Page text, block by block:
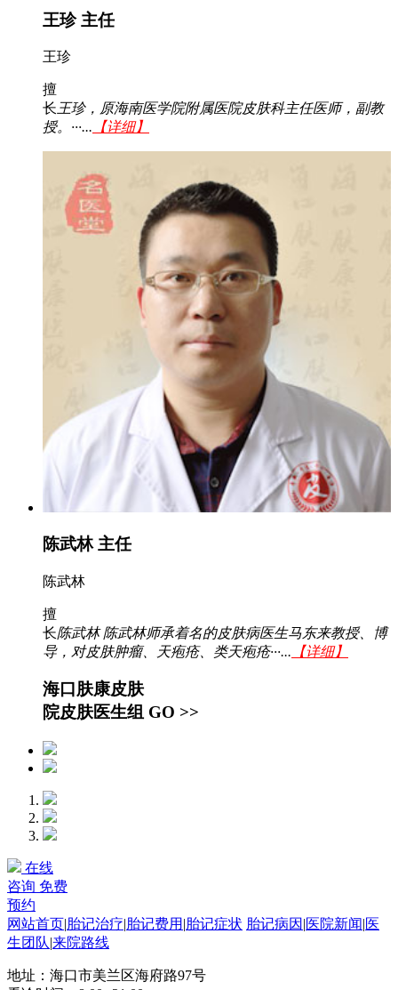
王珍 主任
王珍
擅
长王珍，原海南医学院附属医院皮肤科主任医师，副教
授。···... 【详细】
陈武林 主任
陈武林
擅
长陈武林 陈武林师承着名的皮肤病医生马东来教授、博
导，对皮肤肿瘤、天疱疮、类天疱疮···... 【详细】
海口肤康皮肤
院皮肤医生组 GO >>
在线
咨询 免费
预约
网站首页|胎记治疗|胎记费用 |胎记症状 胎记病因 |医院新闻|医
生团队|来院路线
地址：海口市美兰区海府路97号